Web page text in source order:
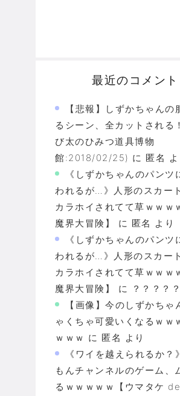
最近のコメント
【悲報】しずかちゃんの
るシーン、全カットされる
び太のひみつ道具博物
館:2018/02/25) に 匿名
《しずかちゃんのパンツ
われるが…》人形のスカー
カラホイされてて草ｗｗｗ
魔界大冒険】
に 匿名 より
《しずかちゃんのパンツ
われるが…》人形のスカー
カラホイされてて草ｗｗｗ
魔界大冒険】
に ？？？？
【画像】今のしずかちゃ
ゃくちゃ可愛いくなるｗｗ
ｗｗｗ に 匿名 より
《ワイを越えられるか？
もんチャンネルのゲーム、
るｗｗｗｗｗ【ウマタケ